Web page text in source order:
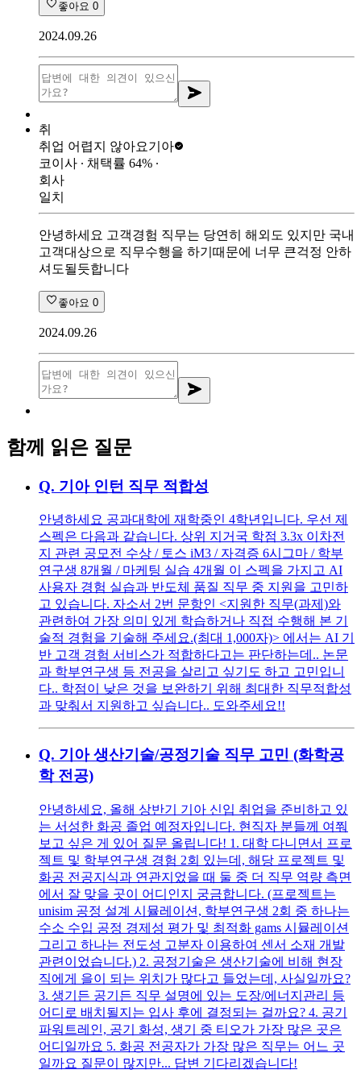
좋아요 0
2024.09.26
취
취업 어렵지 않아요기아
코이사 ∙ 채택률 64% ∙
회사
일치
안녕하세요 고객경험 직무는 당연히 해외도 있지만 국내
고객대상으로 직무수행을 하기때문에 너무 큰걱정 안하
셔도될듯합니다
좋아요 0
2024.09.26
함께 읽은 질문
Q. 기아 인턴 직무 적합성
안녕하세요 공과대학에 재학중인 4학년입니다. 우선 제
스펙은 다음과 같습니다. 상위 지거국 학점 3.3x 이차전
지 관련 공모전 수상 / 토스 iM3 / 자격증 6시그마 / 학부
연구생 8개월 / 마케팅 실습 4개월 이 스펙을 가지고 AI
사용자 경험 실습과 반도체 품질 직무 중 지원을 고민하
고 있습니다. 자소서 2번 문항인 <지원한 직무(과제)와
관련하여 가장 의미 있게 학습하거나 직접 수행해 본 기
술적 경험을 기술해 주세요.(최대 1,000자)> 에서는 AI 기
반 고객 경험 서비스가 적합하다고는 판단하는데.. 논문
과 학부연구생 등 전공을 살리고 싶기도 하고 고민입니
다.. 학점이 낮은 것을 보완하기 위해 최대한 직무적합성
과 맞춰서 지원하고 싶습니다.. 도와주세요!!
Q. 기아 생산기술/공정기술 직무 고민 (화학공
학 전공)
안녕하세요, 올해 상반기 기아 신입 취업을 준비하고 있
는 서성한 화공 졸업 예정자입니다. 현직자 분들께 여쭤
보고 싶은 게 있어 질문 올립니다! 1. 대학 다니면서 프로
젝트 및 학부연구생 경험 2회 있는데, 해당 프로젝트 및
화공 전공지식과 연관지었을 때 둘 중 더 직무 역량 측면
에서 잘 맞을 곳이 어디인지 궁금합니다. (프로젝트는
unisim 공정 설계 시뮬레이션, 학부연구생 2회 중 하나는
수소 수입 공정 경제성 평가 및 최적화 gams 시뮬레이션
그리고 하나는 전도성 고분자 이용하여 센서 소재 개발
관련이었습니다.) 2. 공정기술은 생산기술에 비해 현장
직에게 을이 되는 위치가 많다고 들었는데, 사실일까요?
3. 생기든 공기든 직무 설명에 있는 도장/에너지관리 등
어디로 배치될지는 입사 후에 결정되는 걸까요? 4. 공기
파워트레인, 공기 화성, 생기 중 티오가 가장 많은 곳은
어디일까요 5. 화공 전공자가 가장 많은 직무는 어느 곳
일까요 질문이 많지만... 답변 기다리겠습니다!